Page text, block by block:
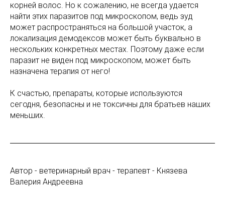
корней волос. Но к сожалению, не всегда удается
найти этих паразитов под микроскопом, ведь зуд
может распространяться на большой участок, а
локализация демодексов может быть буквально в
нескольких конкретных местах. Поэтому даже если
паразит не виден под микроскопом, может быть
назначена терапия от него!
К счастью, препараты, которые используются
сегодня, безопасны и не токсичны для братьев наших
меньших.
Автор - ветеринарный врач - терапевт - Князева
Валерия Андреевна